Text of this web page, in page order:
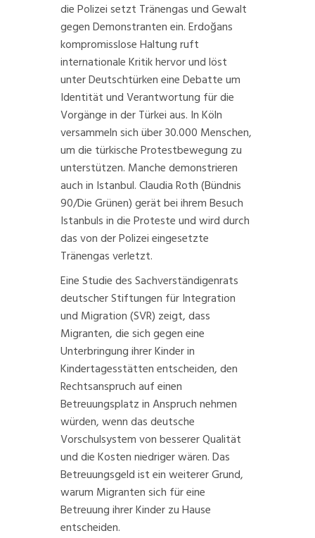
die Polizei setzt Tränengas und Gewalt
gegen Demonstranten ein. Erdoğans
kompromisslose Haltung ruft
internationale Kritik hervor und löst
unter Deutschtürken eineDebatteum
Identität undVerantwortung für die
Vorgänge in der Türkei aus. In Köln
versammeln sich über30.000 Menschen,
um die türkische Protestbewegung zu
unterstützen. Manche demonstrieren
auch in Istanbul.Claudia Roth(Bündnis
90/Die Grünen) gerät bei ihrem Besuch
Istanbuls in die Proteste und wird durch
das von der Polizei eingesetzte
Tränengas verletzt.
EineStudiedes Sachverständigenrats
deutscher Stiftungen für Integration
und Migration (SVR) zeigt, dass
Migranten, die sich gegen eine
Unterbringung ihrer Kinder in
Kindertagesstätten entscheiden, den
Rechtsanspruch auf einen
Betreuungsplatz in Anspruch nehmen
würden, wenn das deutsche
Vorschulsystem von besserer Qualität
und die Kosten niedriger wären. Das
Betreuungsgeldist ein weiterer Grund,
warum Migranten sich für eine
Betreuung ihrer Kinder zu Hause
entscheiden.